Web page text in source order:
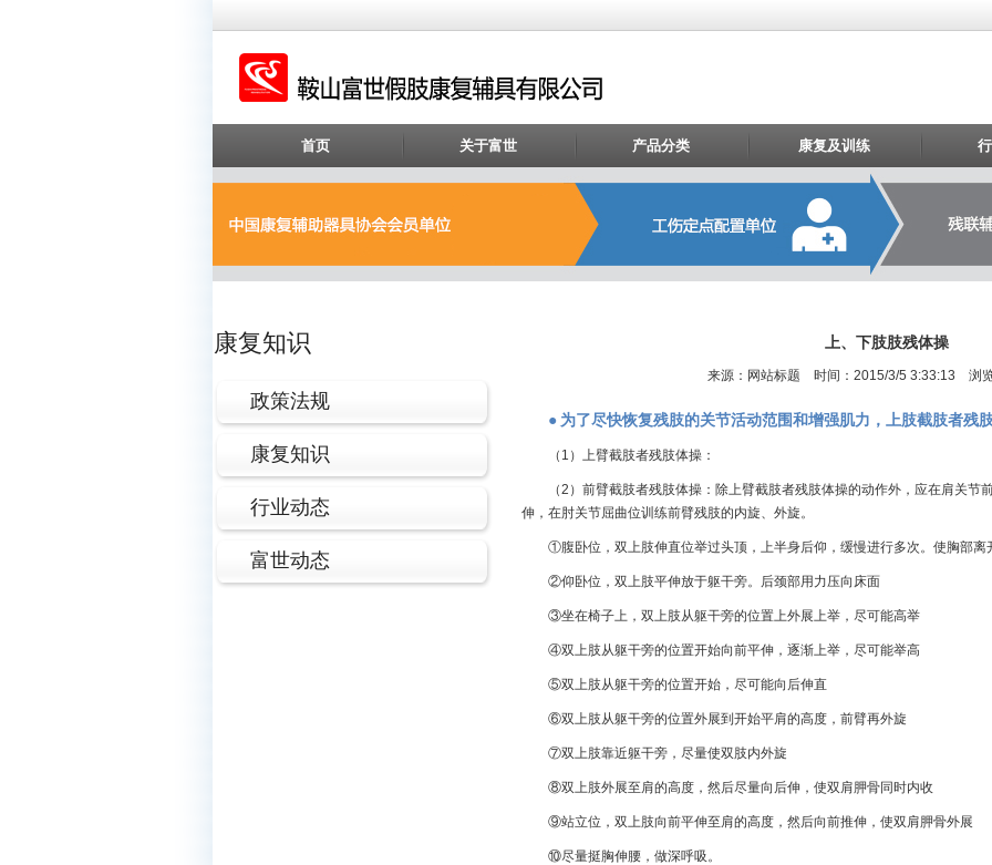
首页 关于富世 产品分类 康复及训练
康复知识
政策法规
康复知识
行业动态
富世动态
上、下肢肢残体操
来源：网站标题 时间：2015/3/5 3:33:13 浏
● 为了尽快恢复残肢的关节活动范围和增强肌力，上肢截肢者残
（1）上臂截肢者残肢体操：
（2）前臂截肢者残肢体操：除上臂截肢者残肢体操的动作外，应在肩关节
伸，在肘关节屈曲位训练前臂残肢的内旋、外旋。
①腹卧位，双上肢伸直位举过头顶，上半身后仰，缓慢进行多次。使胸部离
②仰卧位，双上肢平伸放于躯干旁。后颈部用力压向床面
③坐在椅子上，双上肢从躯干旁的位置上外展上举，尽可能高举
④双上肢从躯干旁的位置开始向前平伸，逐渐上举，尽可能举高
⑤双上肢从躯干旁的位置开始，尽可能向后伸直
⑥双上肢从躯干旁的位置外展到开始平肩的高度，前臂再外旋
⑦双上肢靠近躯干旁，尽量使双肢内外旋
⑧双上肢外展至肩的高度，然后尽量向后伸，使双肩胛骨同时内收
⑨站立位，双上肢向前平伸至肩的高度，然后向前推伸，使双肩胛骨外展
⑩尽量挺胸伸腰，做深呼吸。